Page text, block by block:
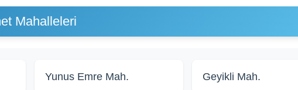
Mahalleleri
Yunus Emre Mah. Geyikli Mah.